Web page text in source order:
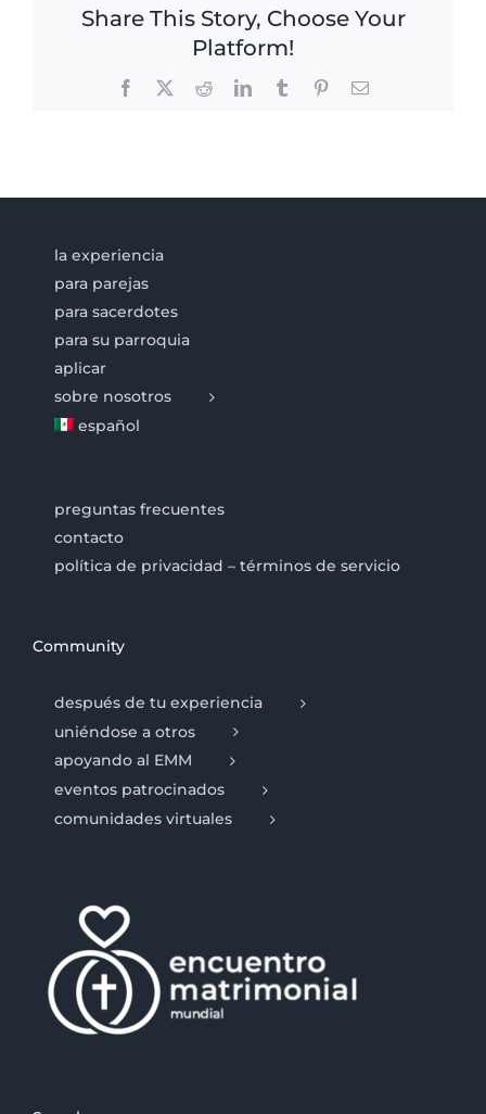
Share This Story, Choose Your
Platform!
Facebook RedditLinkedInTumblr PinterestEmail
la experiencia
para parejas
para sacerdotes
para su parroquia
aplicar
sobre nosotros
español
preguntas frecuentes
contacto
política de privacidad – términos de servicio
Community
después de tu experiencia
uniéndose a otros
apoyando al EMM
eventos patrocinados
comunidades virtuales